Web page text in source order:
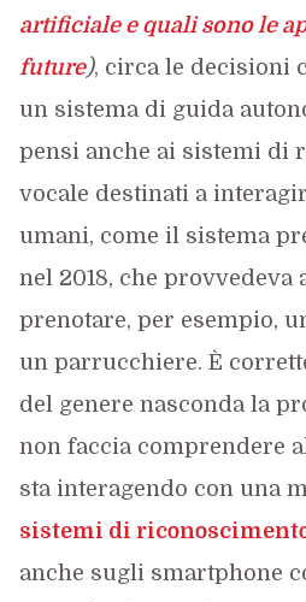
artificiale e quali sono le
future), circa le decisioni
un sistema di guida
pensi anche ai sistemi di
vocale destinati a
umani, come il sistema
nel 2018, che provvedeva
prenotare, per esempio,
un parrucchiere. È
del genere nasconda la
non faccia comprendere
sta interagendo con una
sistemi di
anche sugli smartphone